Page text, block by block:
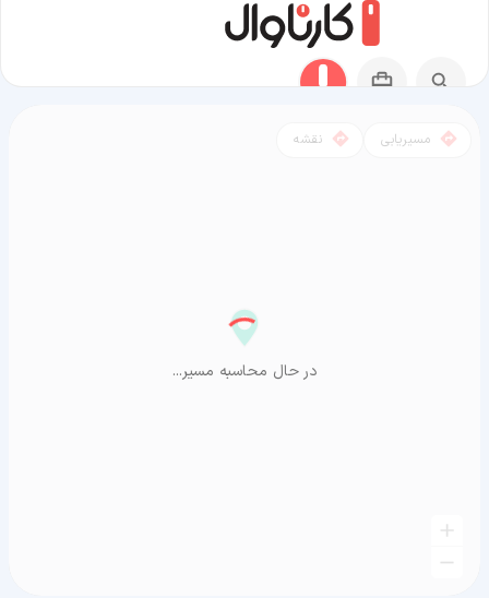
مسیریابی نقشه
در حال محاسبه مسیر...